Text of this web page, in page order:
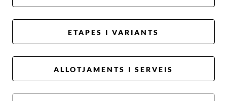
ETAPES I VARIANTS
ALLOTJAMENTS I SERVEIS